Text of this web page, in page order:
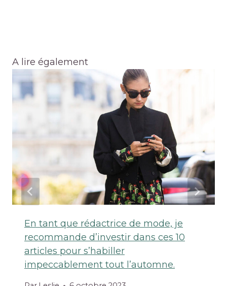
A lire également
En tant que rédactrice de mode, je
recommande d’investir dans ces 10
articles pour s’habiller
impeccablement tout l’automne.